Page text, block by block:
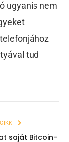
ugyanis nem
tud
saját Bitcoin-